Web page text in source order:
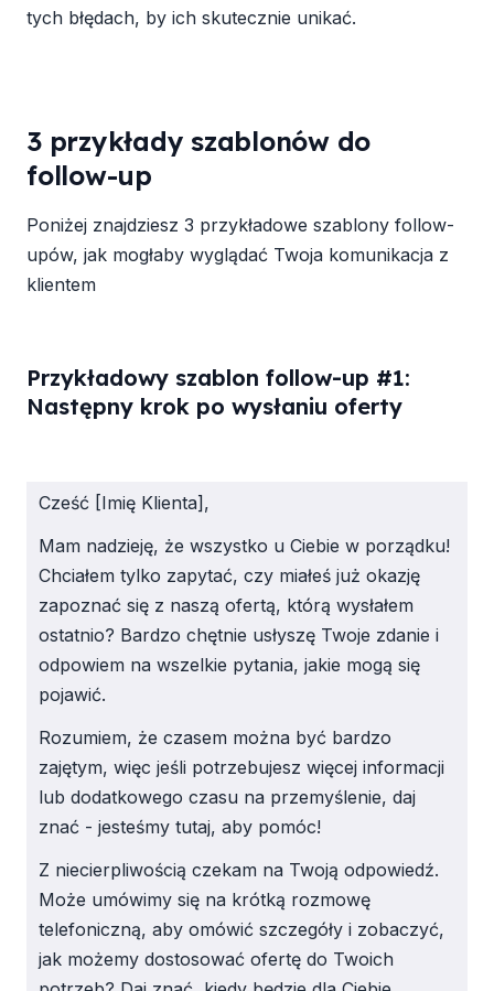
tych błędach, by ich skutecznie unikać.
3 przykłady szablonów do
follow-up
Poniżej znajdziesz 3 przykładowe szablony follow-
upów, jak mogłaby wyglądać Twoja komunikacja z
klientem
Przykładowy szablon follow-up #1:
Następny krok po wysłaniu oferty
Cześć [Imię Klienta],
Mam nadzieję, że wszystko u Ciebie w porządku!
Chciałem tylko zapytać, czy miałeś już okazję
zapoznać się z naszą ofertą, którą wysłałem
ostatnio? Bardzo chętnie usłyszę Twoje zdanie i
odpowiem na wszelkie pytania, jakie mogą się
pojawić.
Rozumiem, że czasem można być bardzo
zajętym, więc jeśli potrzebujesz więcej informacji
lub dodatkowego czasu na przemyślenie, daj
znać - jesteśmy tutaj, aby pomóc!
Z niecierpliwością czekam na Twoją odpowiedź.
Może umówimy się na krótką rozmowę
telefoniczną, aby omówić szczegóły i zobaczyć,
jak możemy dostosować ofertę do Twoich